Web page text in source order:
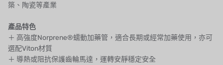
ATS
JACOBI
ETATRON
築、陶瓷等產業
產品特色
＋ 高強度Norprene®蠕動加藥管，適合長期或經常加藥使用，亦可
選配Viton材質
＋ 導熱或阻抗保護齒輪馬達，運轉安靜穩定安全